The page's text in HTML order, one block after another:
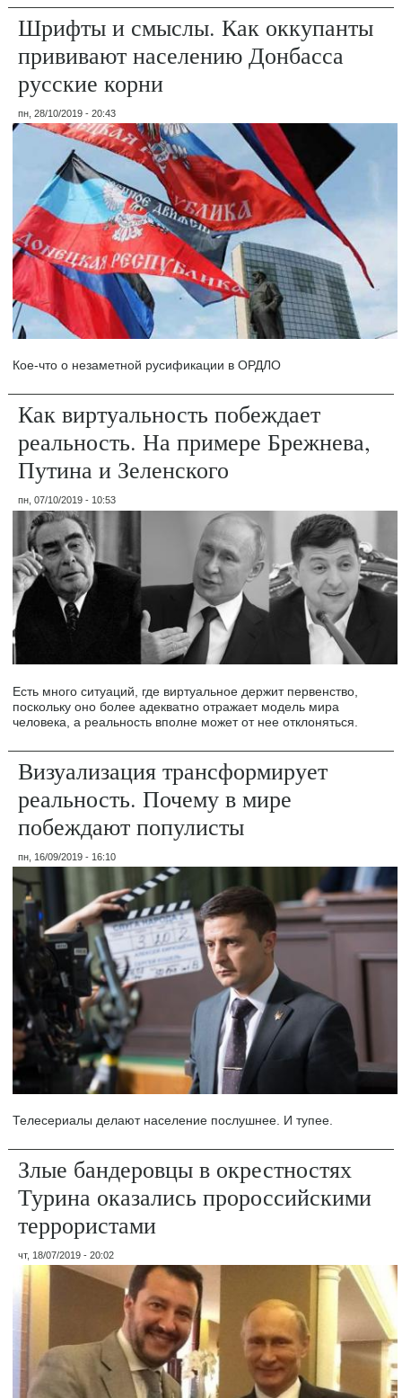
Шрифты и смыслы. Как оккупанты
прививают населению Донбасса
русские корни
пн, 28/10/2019 - 20:43
Кое-что о незаметной русификации в ОРДЛО
Как виртуальность побеждает
реальность. На примере Брежнева,
Путина и Зеленского
пн, 07/10/2019 - 10:53
Есть много ситуаций, где виртуальное держит первенство,
поскольку оно более адекватно отражает модель мира
человека, а реальность вполне может от нее отклоняться.
Визуализация трансформирует
реальность. Почему в мире
побеждают популисты
пн, 16/09/2019 - 16:10
Телесериалы делают население послушнее. И тупее.
Злые бандеровцы в окрестностях
Турина оказались пророссийскими
террористами
чт, 18/07/2019 - 20:02